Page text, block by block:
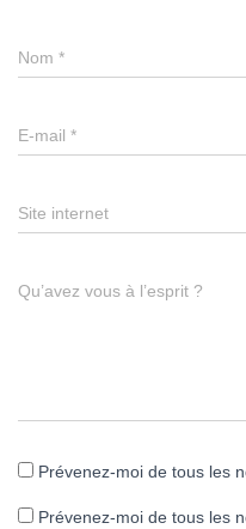
Nom *
E-mail *
Site internet
Qu’avez vous à l’esprit ?
Prévenez-moi de tous les
Prévenez-moi de tous les